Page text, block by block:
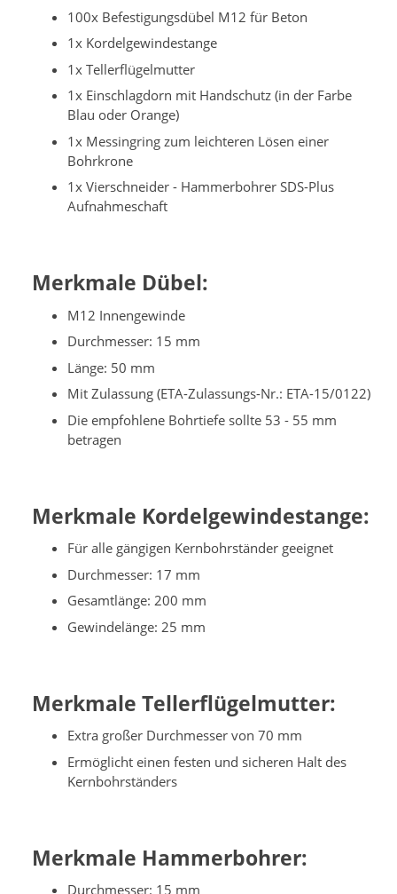
100x Befestigungsdübel M12 für Beton
1x Kordelgewindestange
1x Tellerflügelmutter
1x Einschlagdorn mit Handschutz (in der Farbe
Blau oder Orange)
1x Messingring zum leichteren Lösen einer
Bohrkrone
1x Vierschneider - Hammerbohrer SDS-Plus
Aufnahmeschaft
Merkmale Dübel:
M12 Innengewinde
Durchmesser: 15 mm
Länge: 50 mm
Mit Zulassung (ETA-Zulassungs-Nr.: ETA-15/0122)
Die empfohlene Bohrtiefe sollte 53 - 55 mm
betragen
Merkmale Kordelgewindestange:
Für alle gängigen Kernbohrständer geeignet
Durchmesser: 17 mm
Gesamtlänge: 200 mm
Gewindelänge: 25 mm
Merkmale Tellerflügelmutter:
Extra großer Durchmesser von 70 mm
Ermöglicht einen festen und sicheren Halt des
Kernbohrständers
Merkmale Hammerbohrer:
Durchmesser: 15 mm